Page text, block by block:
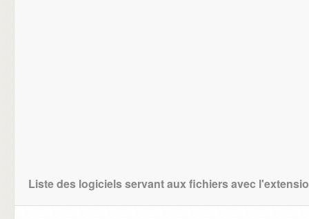
Liste des logiciels servant aux fichiers avec